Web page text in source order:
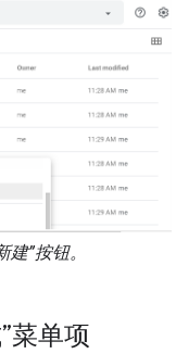
”按钮。
菜单项